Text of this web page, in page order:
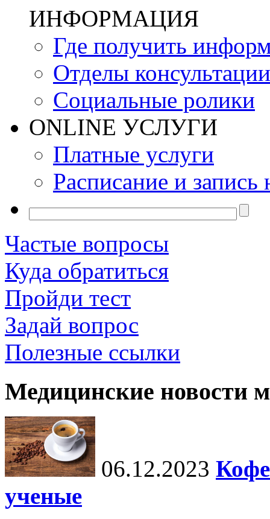
ИНФОРМАЦИЯ
Где получить
Отделы консультации
Социальные ролики
ONLINE УСЛУГИ
Платные услуги
Расписание и запись
Частые вопросы
Куда обратиться
Пройди тест
Задай вопрос
Полезные ссылки
Медицинские новости
06.12.2023
ученые